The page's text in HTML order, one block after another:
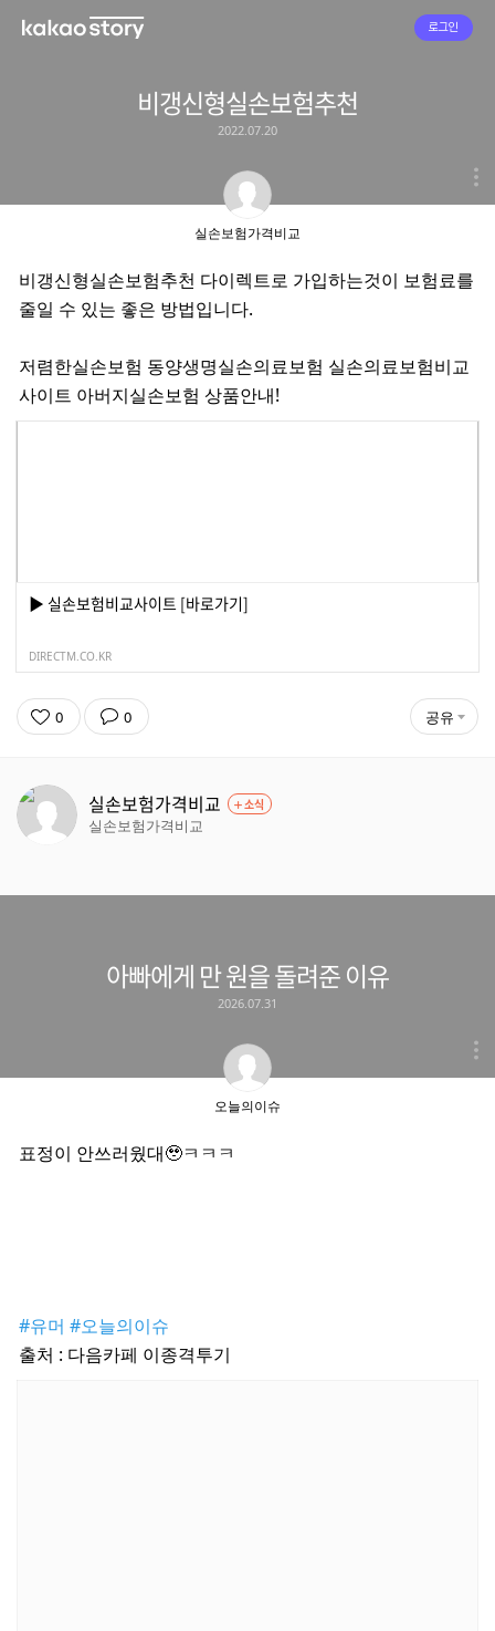
로그인
비갱신형실손보험추천
2022.07.20
실손보험가격비교
비갱신형실손보험추천 다이렉트로 가입하는것이 보험료를
줄일 수 있는 좋은 방법입니다.
저렴한실손보험 동양생명실손의료보험 실손의료보험비교
사이트 아버지실손보험 상품안내!
▶ 실손보험비교사이트 [바로가기]
DIRECTM.CO.KR
0 0 공유
소식
실손보험가격비교
실손보험가격비교
아빠에게 만 원을 돌려준 이유
2026.07.31
오늘의이슈
표정이 안쓰러웠대🥹ㅋㅋㅋ
#유머 #오늘의이슈
출처 : 다음카페 이종격투기